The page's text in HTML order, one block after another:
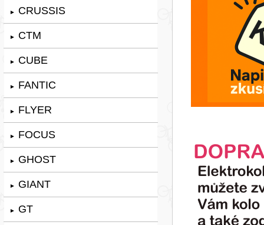
► CRUSSIS
► CTM
► CUBE
► FANTIC
► FLYER
► FOCUS
► GHOST
► GIANT
► GT